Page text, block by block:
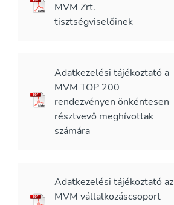
MVM Zrt.
tisztségviselőinek
Adatkezelési tájékoztató a
MVM TOP 200
rendezvényen önkéntesen
résztvevő meghívottak
számára
Adatkezelési tájékoztató az
MVM vállalkozáscsoport